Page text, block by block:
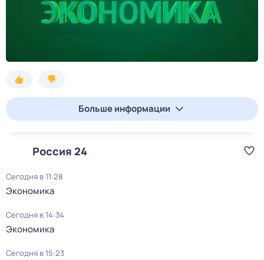
Больше информации
Россия 24
Сегодня в 11:28
Экономика
Сегодня в 14:34
Экономика
Сегодня в 15:23